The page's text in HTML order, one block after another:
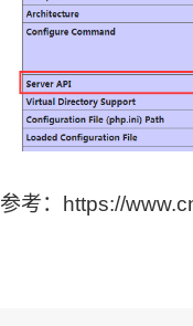
参考：https://